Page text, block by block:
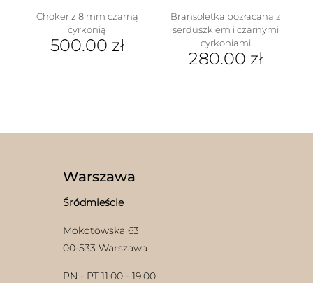
Choker z 8 mm czarną
cyrkonią
500.00 zł
Bransoletka pozłacana z
serduszkiem i czarnymi
cyrkoniami
280.00 zł
Warszawa
Śródmieście
Mokotowska 63
00-533 Warszawa
PN - PT 11:00 - 19:00